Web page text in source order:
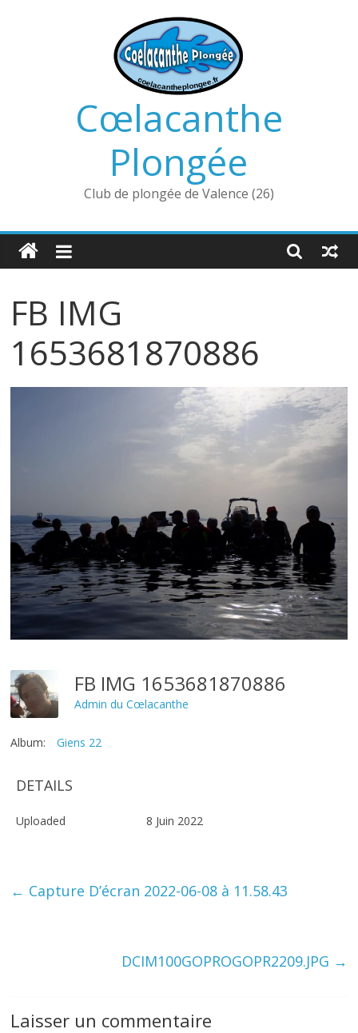
Cœlacanthe
Plongée
Club de plongée de Valence (26)
FB IMG
1653681870886
FB IMG 1653681870886
Admin du Cœlacanthe
Album: Giens 22
DETAILS
Uploaded 8 Juin 2022
← Capture D’écran 2022-06-08 à 11.58.43
DCIM100GOPROGOPR2209.JPG →
Laisser un commentaire